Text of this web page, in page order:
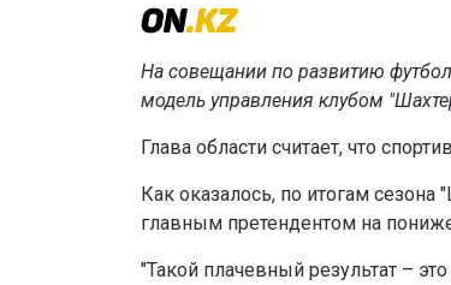
На совещании по развитию
модель управления клубом
Глава области считает, что
Как оказалось, по итогам
главным претендентом на
"Такой плачевный результат –